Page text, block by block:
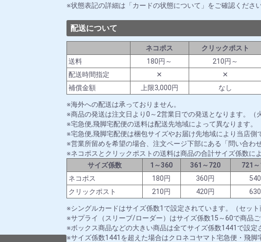
状態表記の詳細は「カードの状態について」をご確認ください
配送について
ネコポス クリックポスト
送料
180円～ 210円～
配送時間指定
✕ ✕
補償金額
上限3,000円 なし
海外への配送は承っておりません。
商品の発送は注文日より0～2営業日での発送となります。（
宅急便,飛脚宅配便の送料は配送先地域によって異なります。
宅急便,飛脚宅配便は梱包サイズやお届け先地域により当店側
営業所留めを希望の場合、注文ページ下部にある「問い合わ
ネコポスとクリックポストの送料は商品の合計サイズ係数に
サイズ係数
1～360 361～720 721
ネコポス
180円 360円
クリックポスト
210円 420円
シングルカードはサイズ係数1で設定されています。（セット
サプライ（スリーブ/ローダー）はサイズ係数15～60で商品ご
ボックス商品などの大きい商品は全てサイズ係数1441で設定
サイズ係数1441を超えた場合はクロネコヤマト宅急便・飛脚